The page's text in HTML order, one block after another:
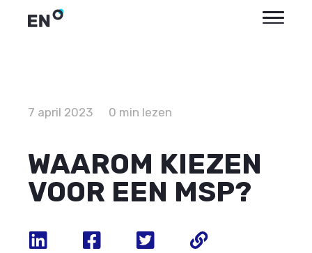
7 april 2023 0 min lezen
WAAROM KIEZEN
VOOR EEN MSP?